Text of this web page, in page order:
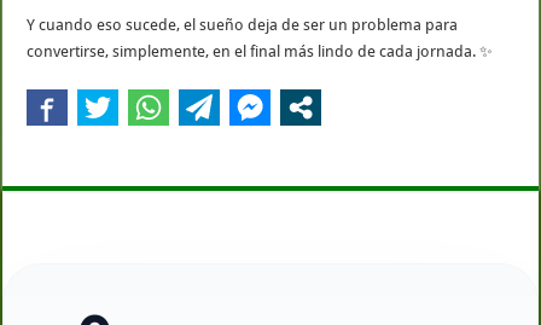
Y cuando eso sucede, el sueño deja de ser un problema para
convertirse, simplemente, en el final más lindo de cada jornada. ✨